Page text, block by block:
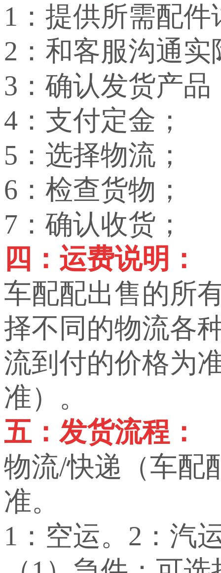
1：提供所需配
2：和客服沟通实
3：确认发货产品
4：支付定金；
5：选择物流；
6：检查货物；
7：确认收货；
四：运费说明：
车配配出售的所
择不同的物流各
流到付的价格为
准）。
五：发货流程：
物流/快递（车配
准。
1：空运。2：汽